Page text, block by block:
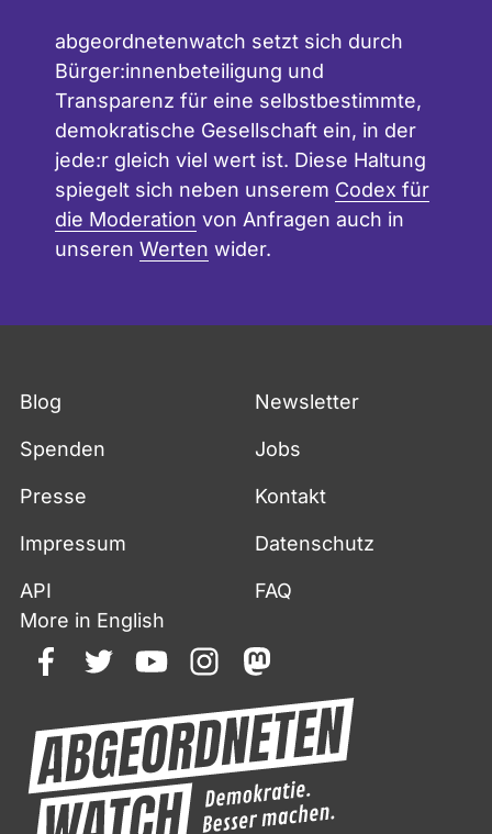
abgeordnetenwatch setzt sich durch
Bürger:innenbeteiligung und
Transparenz für eine selbstbestimmte,
demokratische Gesellschaft ein, in der
jede:r gleich viel wert ist. Diese Haltung
spiegelt sich neben unserem Codex für
die Moderation von Anfragen auch in
unseren Werten wider.
Blog Newsletter
Spenden Jobs
Presse Kontakt
Impressum Datenschutz
API
FAQ
More in English
facebooktwitteryoutubeinstagrammastodon